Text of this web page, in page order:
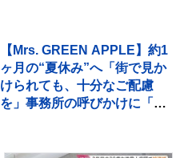
【Mrs. GREEN APPLE】約1
ヶ月の“夏休み”へ「街で見か
けられても、十分なご配慮
を」事務所の呼びかけに「ゆ